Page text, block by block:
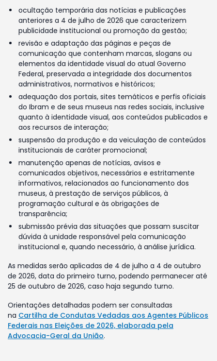
ocultação temporária das notícias e publicações
anteriores a 4 de julho de 2026 que caracterizem
publicidade institucional ou promoção da gestão;
revisão e adaptação das páginas e peças de
comunicação que contenham marcas, slogans ou
elementos da identidade visual do atual Governo
Federal, preservada a integridade dos documentos
administrativos, normativos e históricos;
adequação dos portais, sites temáticos e perfis oficiais
do Ibram e de seus museus nas redes sociais, inclusive
quanto à identidade visual, aos conteúdos publicados e
aos recursos de interação;
suspensão da produção e da veiculação de conteúdos
institucionais de caráter promocional;
manutenção apenas de notícias, avisos e
comunicados objetivos, necessários e estritamente
informativos, relacionados ao funcionamento dos
museus, à prestação de serviços públicos, à
programação cultural e às obrigações de
transparência;
submissão prévia das situações que possam suscitar
dúvida à unidade responsável pela comunicação
institucional e, quando necessário, à análise jurídica.
As medidas serão aplicadas de 4 de julho a 4 de outubro
de 2026, data do primeiro turno, podendo permanecer até
25 de outubro de 2026, caso haja segundo turno.
Orientações detalhadas podem ser consultadas
na Cartilha de Condutas Vedadas aos Agentes Públicos
Federais nas Eleições de 2026, elaborada pela
Advocacia-Geral da União.